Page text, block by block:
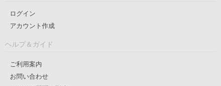
ログイン
アカウント作成
ヘルプ＆ガイド
ご利用案内
お問い合わせ